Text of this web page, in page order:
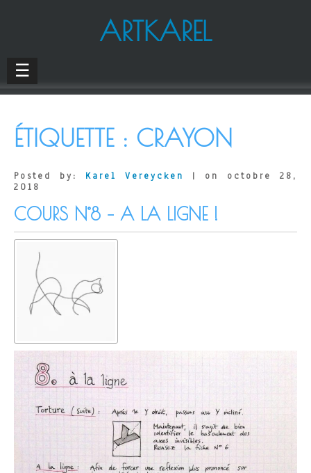
ARTKAREL
☰
ÉTIQUETTE : CRAYON
Posted by: Karel Vereycken
| on octobre 28,
2018
COURS N°8 – A LA LIGNE !